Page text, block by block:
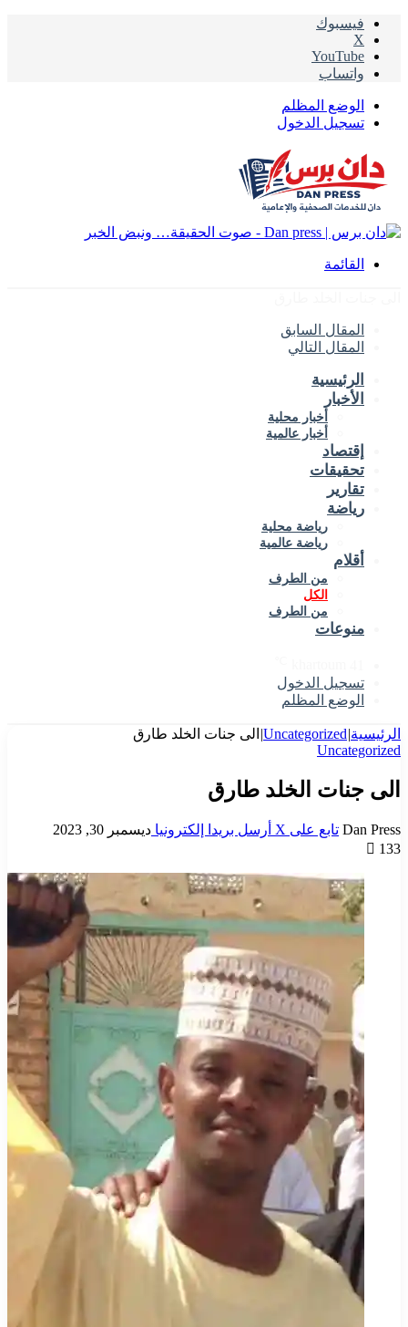
فيسبوك
‫X
‫YouTube
واتساب
الوضع المظلم
تسجيل الدخول
القائمة
المقال السابق
المقال التالي
الرئيسية
الأخبار
أخبار محلية
أخبار عالمية
إقتصاد
تحقيقات
تقارير
رياضة
رياضة محلية
رياضة عالمية
أقلام
من الطرف
الكل
من الطرف
منوعات
تسجيل الدخول
الوضع المظلم
الرئيسية|
Uncategorized
| الى جنات الخلد طارق
Uncategorized
الى جنات الخلد طارق
Dan Press تابع على X أرسل بريدا إلكترونيا ديسمبر 30, 2023
133